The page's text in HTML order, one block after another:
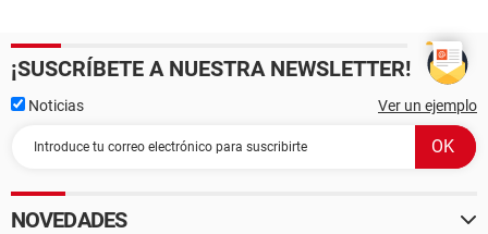
¡SUSCRÍBETE A NUESTRA NEWSLETTER!
Noticias Ver un ejemplo
NOVEDADES